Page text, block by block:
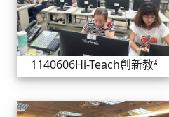
1140606Hi-Teach創新教學